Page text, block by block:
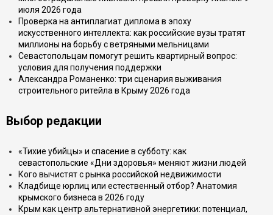
июля 2026 года
Проверка на антиплагиат диплома в эпоху
искусственного интеллекта: как российские вузы тратят
миллионы на борьбу с ветряными мельницами
Севастопольцам помогут решить квартирный вопрос:
условия для получения поддержки
Александра Романенко: три сценария выживания
строительного ритейла в Крыму 2026 года
Выбор редакции
«Тихие убийцы» и спасение в субботу: как
севастопольские «Дни здоровья» меняют жизни людей
Кого вычистят с рынка российской недвижимости
Кладбище юрлиц или естественный отбор? Анатомия
крымского бизнеса в 2026 году
Крым как центр альтернативной энергетики: потенциал,